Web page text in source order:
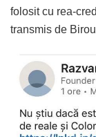
folosit cu rea-
transmis de